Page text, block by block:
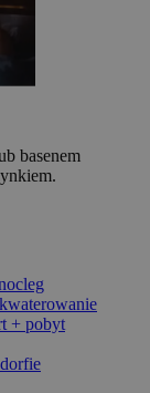
basenem
+ pobyt